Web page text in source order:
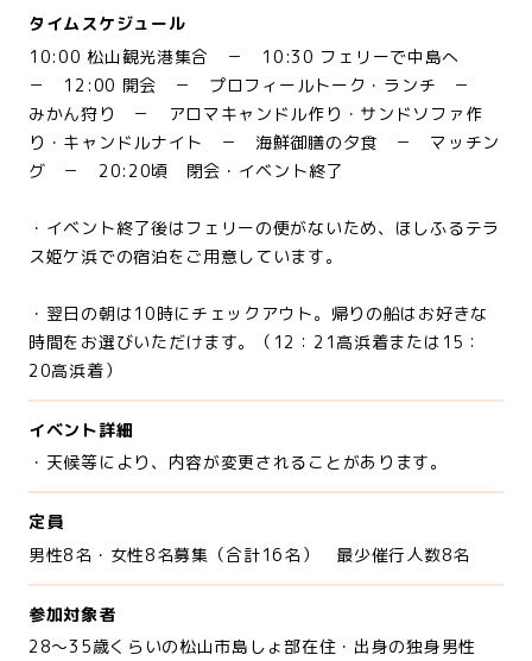
タイムスケジュール
10:00 松山観光港集合 － 10:30 フェリーで中島へ
－ 12:00 開会 － プロフィールトーク・ランチ －
みかん狩り － アロマキャンドル作り・サンドソファ作
り・キャンドルナイト － 海鮮御膳の夕食 － マッチン
グ － 20:20頃 閉会・イベント終了
・イベント終了後はフェリーの便がないため、ほしふるテラ
ス姫ケ浜での宿泊をご用意しています。
・翌日の朝は10時にチェックアウト。帰りの船はお好きな
時間をお選びいただけます。（12：21高浜着または15：
20高浜着）
イベント詳細
・天候等により、内容が変更されることがあります。
定員
男性8名・女性8名募集（合計16名） 最少催行人数8名
参加対象者
28～35歳くらいの松山市島しょ部在住・出身の独身男性